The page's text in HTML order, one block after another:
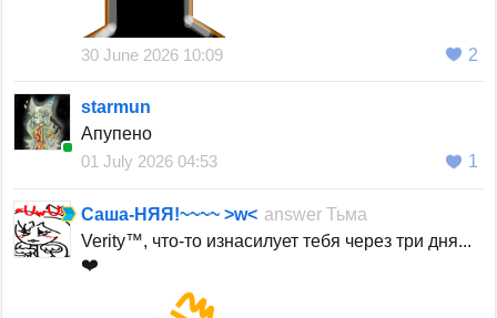
30 June 2026 10:09 2
starmun
Апупено
01 July 2026 04:53
1
Саша-НЯЯ!~~~~ >w< answerТьма
Verity™, что-то изнасилует тебя через три дня...
❤️